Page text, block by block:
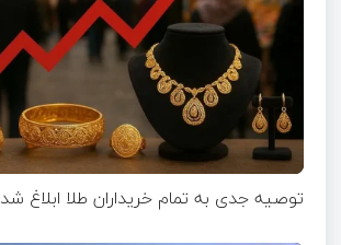
توصیه جدی به تمام خریداران طلا ابلاغ شد